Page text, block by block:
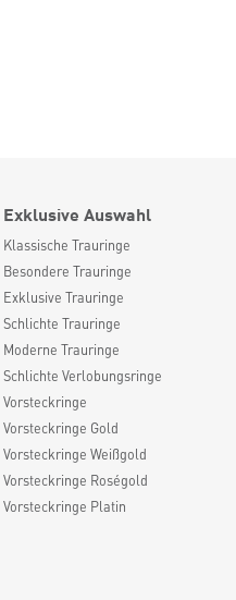
Exklusive Auswahl
Klassische Trauringe
Besondere Trauringe
Exklusive Trauringe
Schlichte Trauringe
Moderne Trauringe
Schlichte Verlobungsringe
Vorsteckringe
Vorsteckringe Gold
Vorsteckringe Weißgold
Vorsteckringe Roségold
Vorsteckringe Platin